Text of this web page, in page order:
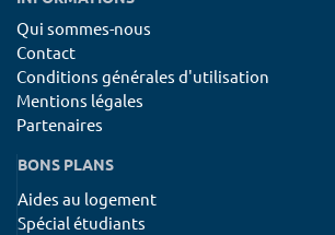
Qui sommes-nous
Contact
Conditions générales d'utilisation
Mentions légales
Partenaires
BONS PLANS
Aides au logement
Spécial étudiants